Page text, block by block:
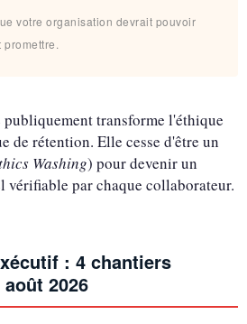
votre organisation devrait pouvoir
transforme l'éthique
de rétention. Elle cesse d'être un
Washing) pour devenir un
vérifiable par chaque collaborateur.
: 4 chantiers
2026